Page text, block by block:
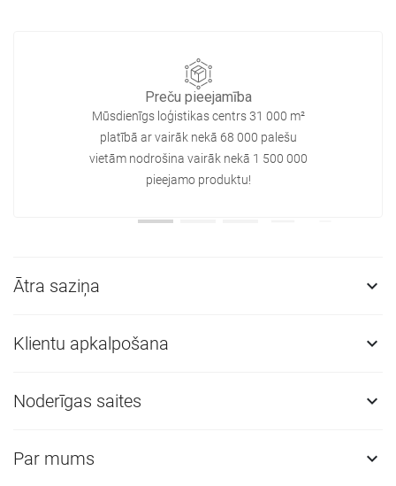
Preču pieejamība
Mūsdienīgs loģistikas centrs 31 000 m²
platībā ar vairāk nekā 68 000 palešu
vietām nodrošina vairāk nekā 1 500 000
pieejamo produktu!
Ātra saziņa 
Klientu apkalpošana 
Noderīgas saites 
Par mums 